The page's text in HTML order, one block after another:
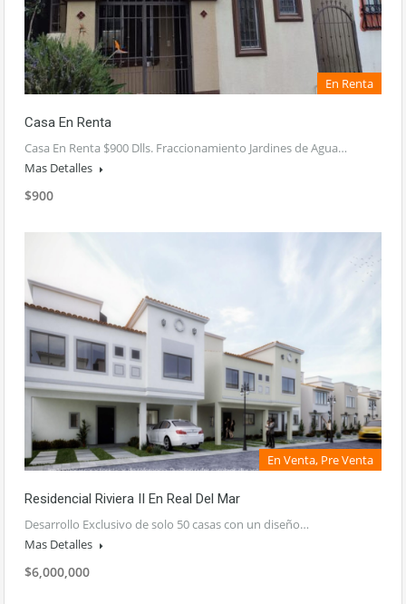
En Renta
Casa En Renta
Casa En Renta $900 Dlls. Fraccionamiento Jardines de Agua…
Mas Detalles
$900
En Venta, Pre Venta
Residencial Riviera II En Real Del Mar
Desarrollo Exclusivo de solo 50 casas con un diseño…
Mas Detalles
$6,000,000